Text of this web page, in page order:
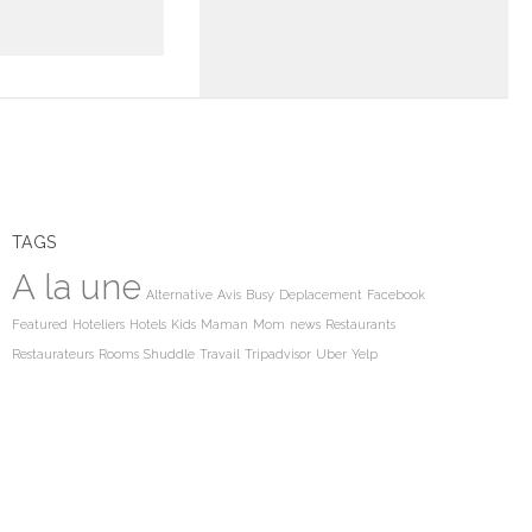
TAGS
A la une Alternative Avis Busy Deplacement Facebook
Featured Hoteliers Hotels Kids Maman Mom news Restaurants
Restaurateurs Rooms Shuddle Travail Tripadvisor Uber Yelp